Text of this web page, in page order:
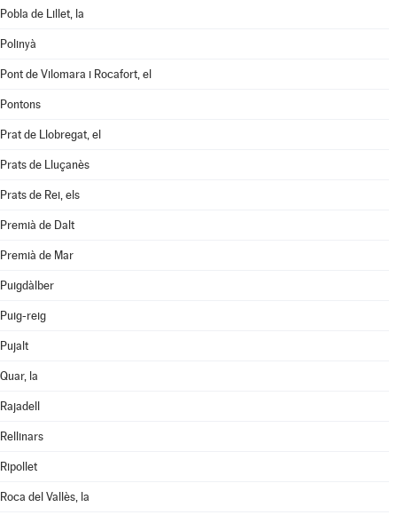
Pobla de Lillet, la
Polinyà
Pont de Vilomara i Rocafort, el
Pontons
Prat de Llobregat, el
Prats de Lluçanès
Prats de Rei, els
Premià de Dalt
Premià de Mar
Puigdàlber
Puig-reig
Pujalt
Quar, la
Rajadell
Rellinars
Ripollet
Roca del Vallès, la